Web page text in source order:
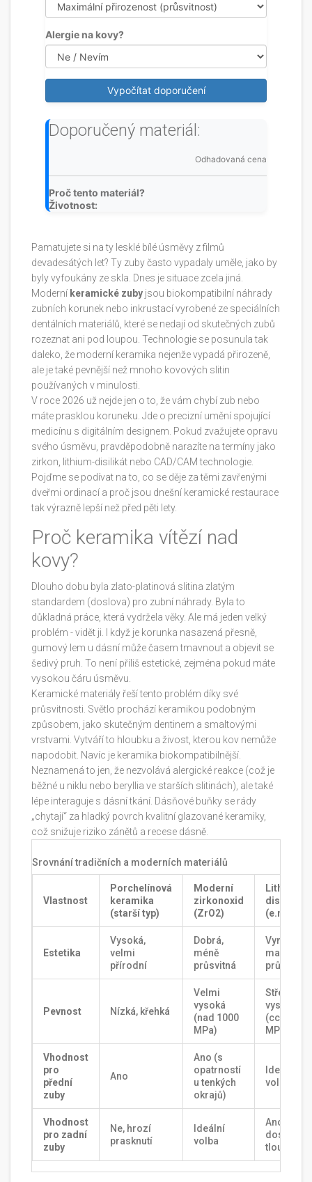
Alergie na kovy?
Vypočítat doporučení
Doporučený materiál:
Odhadovaná cena
Proč tento materiál?
Životnost:
Pamatujete si na ty lesklé bílé úsměvy z filmů
devadesátých let? Ty zuby často vypadaly uměle, jako by
byly vyfoukány ze skla. Dnes je situace zcela jiná.
Moderní keramické zuby jsou biokompatibilní náhrady
zubních korunek nebo inkrustací vyrobené ze speciálních
dentálních materiálů, které se nedají od skutečných zubů
rozeznat ani pod loupou. Technologie se posunula tak
daleko, že moderní keramika nejenže vypadá přirozeně,
ale je také pevnější než mnoho kovových slitin
používaných v minulosti.
V roce 2026 už nejde jen o to, že vám chybí zub nebo
máte prasklou koruneku. Jde o precizní umění spojující
medicínu s digitálním designem. Pokud zvažujete opravu
svého úsměvu, pravděpodobně narazíte na termíny jako
zirkon, lithium-disilikát nebo CAD/CAM technologie.
Pojďme se podívat na to, co se děje za těmi zavřenými
dveřmi ordinací a proč jsou dnešní keramické restaurace
tak výrazně lepší než před pěti lety.
Proč keramika vítězí nad
kovy?
Dlouho dobu byla zlato-platinová slitina zlatým
standardem (doslova) pro zubní náhrady. Byla to
důkladná práce, která vydržela věky. Ale má jeden velký
problém - vidět ji. I když je korunka nasazená přesně,
gumový lem u dásní může časem tmavnout a objevit se
šedivý pruh. To není příliš estetické, zejména pokud máte
vysokou čáru úsměvu.
Keramické materiály řeší tento problém díky své
průsvitnosti. Světlo prochází keramikou podobným
způsobem, jako skutečným dentinem a smaltovými
vrstvami. Vytváří to hloubku a živost, kterou kov nemůže
napodobit. Navíc je keramika biokompatibilnější.
Neznamená to jen, že nezvolává alergické reakce (což je
běžné u niklu nebo beryllia ve starších slitinách), ale také
lépe interaguje s dásní tkání. Dásňové buňky se rády
„chytají“ za hladký povrch kvalitní glazované keramiky,
což snižuje riziko zánětů a recese dásně.
Srovnání tradičních a moderních materiálů
Vlastnost
Porchelínová
keramika
(starší typ)
Moderní
zirkonoxid
(ZrO2)
Lithium-
disilikát
(e.max)
Estetika
Vysoká,
velmi
přírodní
Dobrá,
méně
průsvitná
Vynikající,
Pevnost Nízká, křehká
Velmi
vysoká
(nad 1000
MPa)
Střední až
vysoká
(cca 400
MPa)
Vhodnost
pro
přední
zuby
Ano
Ano (s
opatrností
u tenkých
okrajů)
Ideální
volba
Vhodnost
pro zadní
zuby
Ne, hrozí
prasknutí
Ideální
volba
Ano, při
tloušťce